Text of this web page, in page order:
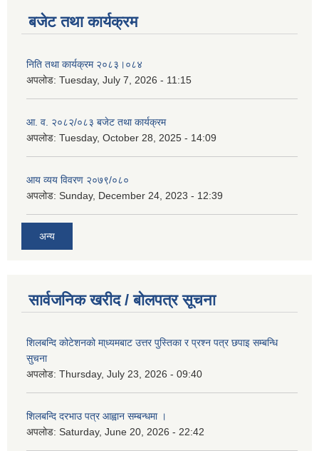
बजेट तथा कार्यक्रम
निति तथा कार्यक्रम २०८३।०८४
अपलोड: Tuesday, July 7, 2026 - 11:15
आ. व. २०८२/०८३ बजेट तथा कार्यक्रम
अपलोड: Tuesday, October 28, 2025 - 14:09
आय व्यय विवरण २०७९/०८०
अपलोड: Sunday, December 24, 2023 - 12:39
अन्य
सार्वजनिक खरीद / बोलपत्र सूचना
शिलबन्दि कोटेशनको मा्ध्यमबाट उत्तर पुस्तिका र प्रश्न पत्र छपाइ सम्बन्धि
सुचना
अपलोड: Thursday, July 23, 2026 - 09:40
शिलबन्दि दरभाउ पत्र आह्वान सम्बन्धमा ।
अपलोड: Saturday, June 20, 2026 - 22:42